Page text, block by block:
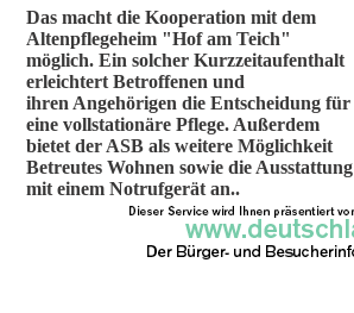
Das macht die Kooperation mit dem
Altenpflegeheim "Hof am Teich"
möglich. Ein solcher Kurzzeitaufenthalt
erleichtert Betroffenen und
ihren Angehörigen die Entscheidung für
eine vollstationäre Pflege. Außerdem
bietet der ASB als weitere Möglichkeit
Betreutes Wohnen sowie die Ausstattung
mit einem Notrufgerät an..